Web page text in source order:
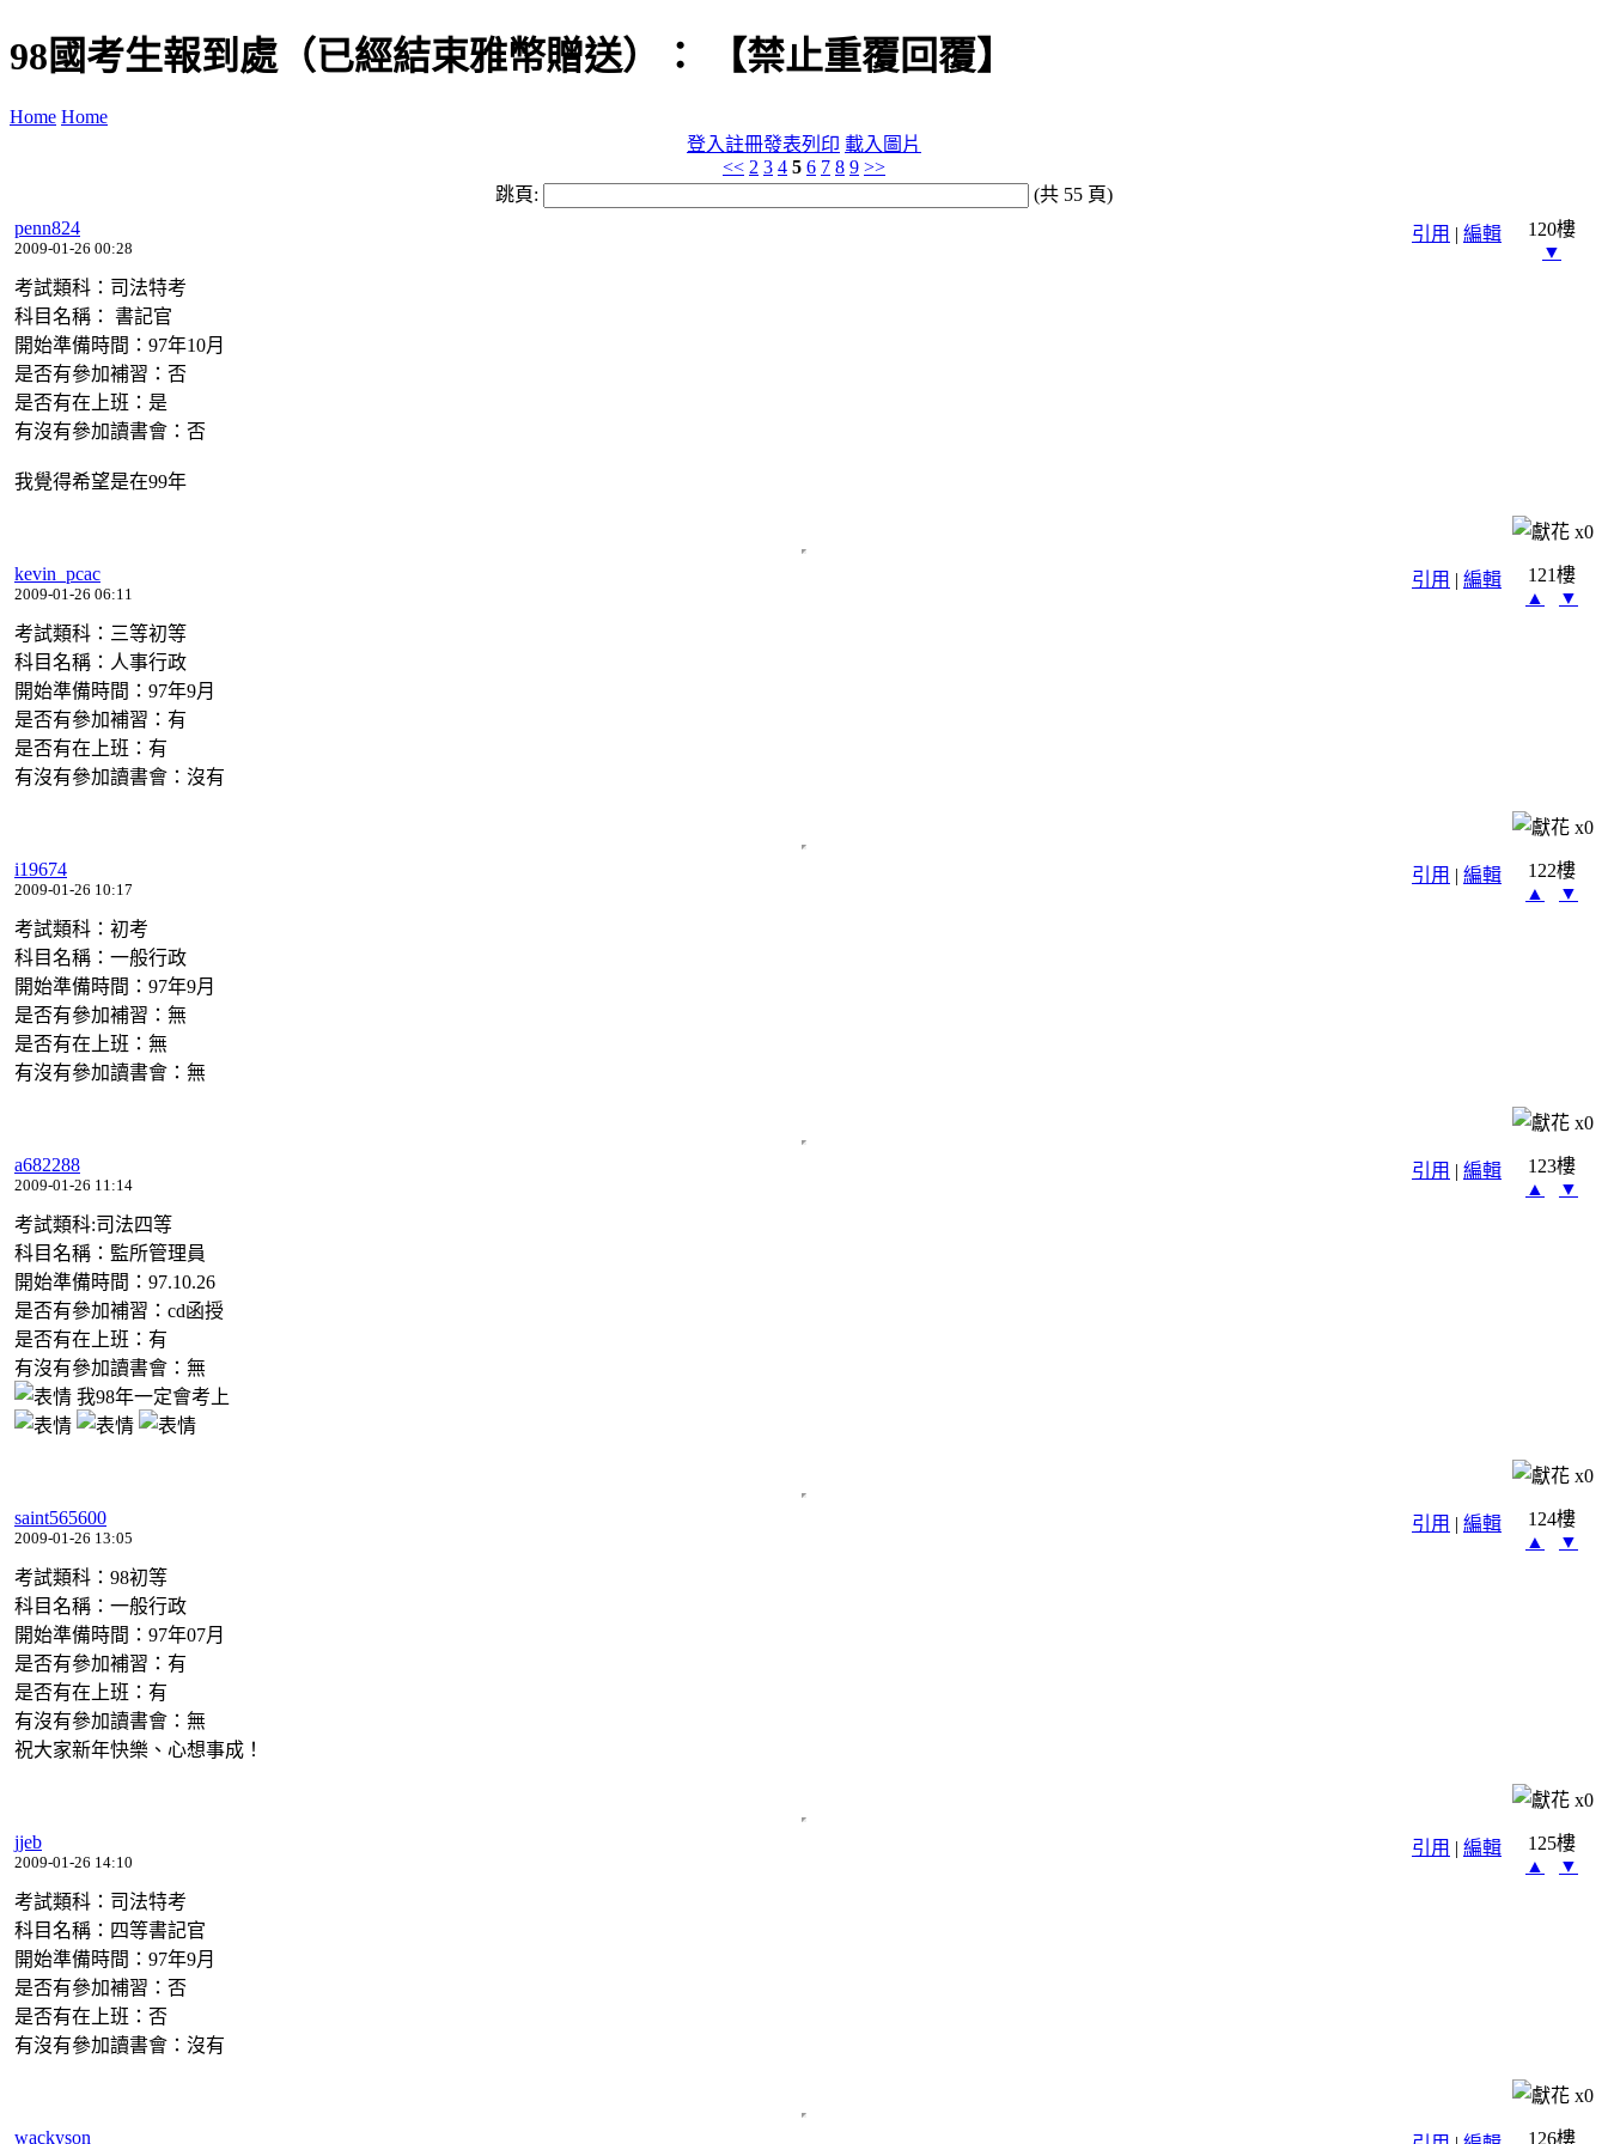
98國考生報到處（已經結束雅幣贈送）： 【禁止重覆回覆】
Home Home
登入註冊發表列印 載入圖片
<< 2 3 4 5 6 7 8 9 >>
跳頁:
(共 55 頁)
引用 | 編輯
penn824
2009-01-26 00:28
120樓
▼
考試類科：司法特考
科目名稱： 書記官
開始準備時間：97年10月
是否有參加補習：否
是否有在上班：是
有沒有參加讀書會：否
我覺得希望是在99年
x0
引用 | 編輯
kevin_pcac
2009-01-26 06:11
121樓
▲
▼
考試類科：三等初等
科目名稱：人事行政
開始準備時間：97年9月
是否有參加補習：有
是否有在上班：有
有沒有參加讀書會：沒有
x0
引用 | 編輯
i19674
2009-01-26 10:17
122樓
▲
▼
考試類科：初考
科目名稱：一般行政
開始準備時間：97年9月
是否有參加補習：無
是否有在上班：無
有沒有參加讀書會：無
x0
引用 | 編輯
a682288
2009-01-26 11:14
123樓
▲
▼
考試類科:司法四等
科目名稱：監所管理員
開始準備時間：97.10.26
是否有參加補習：cd函授
是否有在上班：有
有沒有參加讀書會：無
我98年一定會考上
x0
引用 | 編輯
saint565600
2009-01-26 13:05
124樓
▲
▼
考試類科：98初等
科目名稱：一般行政
開始準備時間：97年07月
是否有參加補習：有
是否有在上班：有
有沒有參加讀書會：無
祝大家新年快樂、心想事成！
x0
引用 | 編輯
jjeb
2009-01-26 14:10
125樓
▲
▼
考試類科：司法特考
科目名稱：四等書記官
開始準備時間：97年9月
是否有參加補習：否
是否有在上班：否
有沒有參加讀書會：沒有
x0
wackyson 126樓